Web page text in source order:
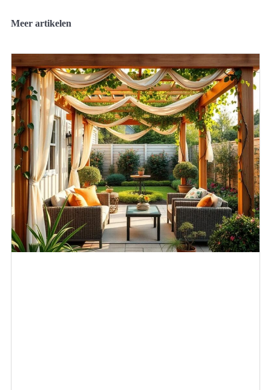
Meer artikelen